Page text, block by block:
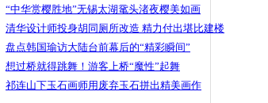
“中华赏樱胜地”无锡太湖鼋头渚夜樱美如画
清华设计师投身胡同厕所改造 精力付出堪比建楼
盘点韩国瑜访大陆台前幕后的“精彩瞬间”
想过桥就得跳舞！游客上桥“魔性”起舞
祁连山下玉石画师用废弃玉石拼出精美画作